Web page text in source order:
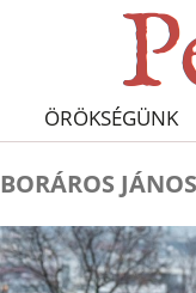
ÖRÖKSÉGÜNK
BORÁROS JÁNOS